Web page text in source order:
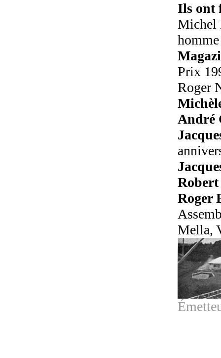
Ils ont
Michel
Prix
Roger
André
Roger
Mella,